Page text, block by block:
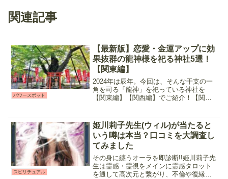
関連記事
パワースポット
【最新版】恋愛・金運アップに効
果抜群の龍神様を祀る神社5選！
【関東編】
2024年は辰年。今回は、そんな干支の一
角を司る「龍神」を祀っている神社を
【関東編】【関西編】でご紹介！【関東
てみてくださいね♪龍神様はどんなご利益
がある？「龍神様」と...
スピリチュアル
姫川莉子先生(ウィル)が当たると
いう噂は本当？口コミを大調査し
てみました
その身に纏うオーラを即診断!!姫川莉子先
生は霊感・霊視をメインに霊感タロット
を通して高次元と繋がり、不倫や復縁、